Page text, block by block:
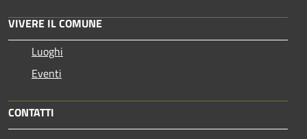
VIVERE IL COMUNE
Luoghi
Eventi
CONTATTI